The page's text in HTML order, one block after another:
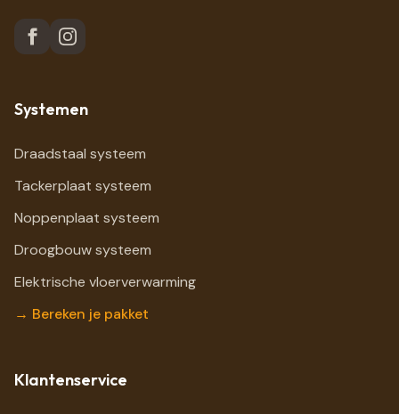
Systemen
Draadstaal systeem
Tackerplaat systeem
Noppenplaat systeem
Droogbouw systeem
Elektrische vloerverwarming
→ Bereken je pakket
Klantenservice